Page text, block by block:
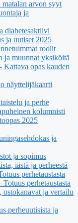
arvon syyt
ja
diabetesaktiivi
ja uutiset 2025
roolit
ja muunnat yksiköitä
Kattava opas kauden
näyttelijäkaarti
ja perhe
kolumnisti
2025
ja
ja sopimus
iästä ja perheestä
perhetaustasta
perhetaustasta
ja vertailu
perheuutisista ja